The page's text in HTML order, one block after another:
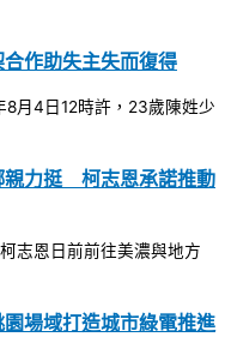
作助失主失而復得
8月4日12時許，23歲陳姓少
力挺 柯志恩承諾推動
志恩日前前往美濃與地方
場域打造城市綠電推進